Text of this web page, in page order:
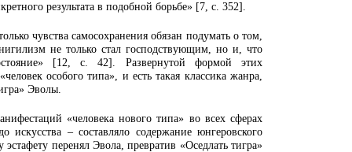
результата в подобной борьбе» [7, с. 352].
чувства самосохранения обязан подумать о том,
не только стал господствующим, но и, что
[12, с. 42]. Развернутой формой этих
особого типа», и есть такая классика жанра,
Эволы.
«человека нового типа» во всех сферах
– составляло содержание юнгеровского
перенял Эвола, превратив «Оседлать тигра»